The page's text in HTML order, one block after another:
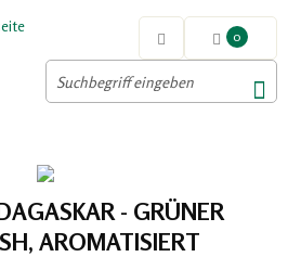
0
- GRÜNER
AROMATISIERT